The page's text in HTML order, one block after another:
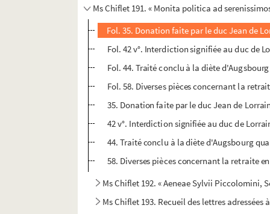
Ms Chiflet 191. « Monita politica ad
Fol. 35. Donation faite par le duc Jean de
Fol. 42 v°. Interdiction signifiée au duc de
Fol. 44. Traité conclu à la diète
Fol. 58. Diverses pièces concernant la
35. Donation faite par le duc Jean de
42 v°. Interdiction signifiée au duc de
44. Traité conclu à la diète d'Augsbourg
58. Diverses pièces concernant la retraite
Ms Chiflet 192. « Aeneae Sylvii Piccolomini,
Ms Chiflet 193. Recueil des lettres